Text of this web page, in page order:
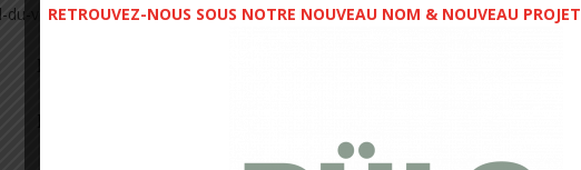
RETROUVEZ-NOUS SOUS NOTRE NOUVEAU NOM & NOUVEAU PROJET